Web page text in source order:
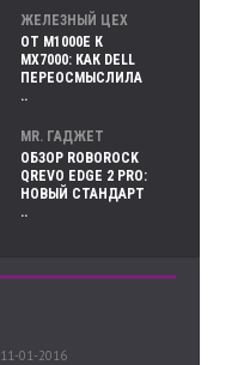
ЖЕЛЕЗНЫЙ ЦЕХ
ОТ M1000E К
MX7000: КАК DELL
ПЕРЕОСМЫСЛИЛА
..
MR. ГАДЖЕТ
ОБЗОР ROBOROCK
QREVO EDGE 2 PRO:
НОВЫЙ СТАНДАРТ
..
11-01-2016